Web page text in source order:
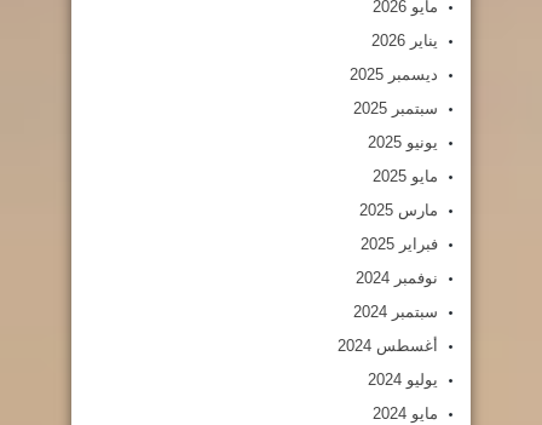
مايو 2026
يناير 2026
ديسمبر 2025
سبتمبر 2025
يونيو 2025
مايو 2025
مارس 2025
فبراير 2025
نوفمبر 2024
سبتمبر 2024
أغسطس 2024
يوليو 2024
مايو 2024